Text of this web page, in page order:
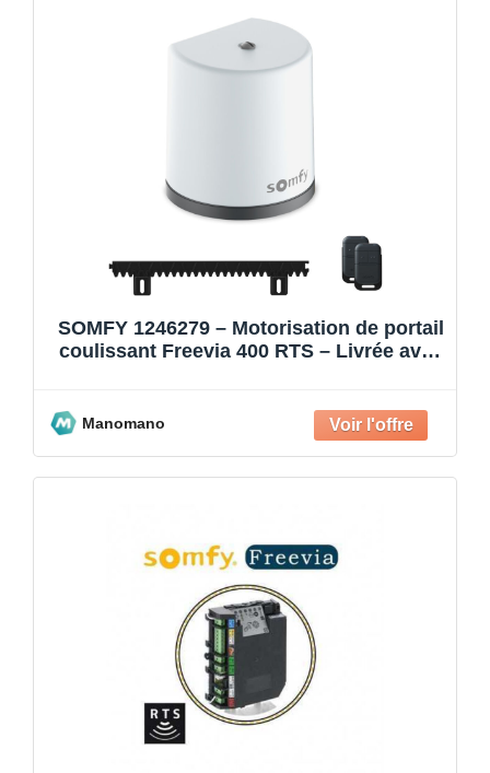
SOMFY 1246279 – Motorisation de portail
coulissant Freevia 400 RTS – Livrée avec
Manomano